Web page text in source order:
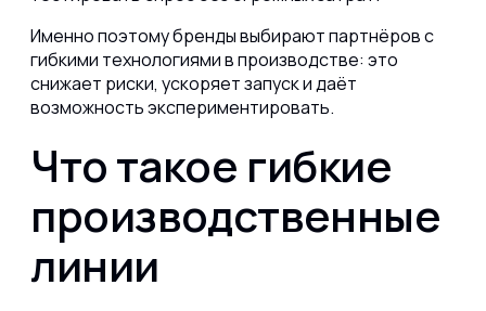
Именно поэтому бренды выбирают партнёров с
гибкими технологиями в производстве: это
снижает риски, ускоряет запуск и даёт
возможность экспериментировать.
Что такое гибкие
производственные
линии